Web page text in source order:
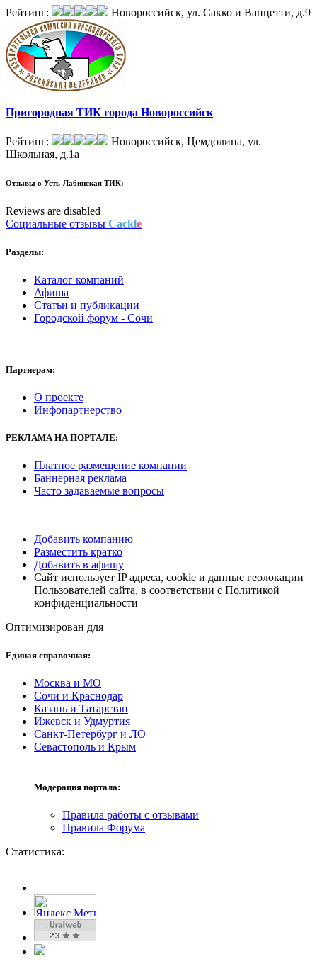
Рейтинг: Новороссийск, ул. Сакко и Ванцетти, д.9
Пригородная ТИК города Новороссийск
Рейтинг:
Новороссийск, Цемдолина, ул.
Школьная, д.1а
Отзывы о Усть-Лабинская ТИК:
Reviews are disabled
Социальные отзывы Cackle
Разделы:
Каталог компаний
Афиша
Статьи и публикации
Городской форум - Сочи
Партнерам:
О проекте
Инфопартнерство
РЕКЛАМА НА ПОРТАЛЕ:
Платное размещение компании
Баннерная реклама
Часто задаваемые вопросы
Добавить компанию
Разместить кратко
Добавить в афишу
Сайт использует IP адреса, cookie и данные геолокации
Пользователей сайта, в соответствии с Политикой
конфиденциальности
Оптимизирован для
Единая справочная:
Москва и МО
Сочи и Краснодар
Казань и Татарстан
Ижевск и Удмуртия
Санкт-Петербург и ЛО
Севастополь и Крым
Модерация портала:
Правила работы с отзывами
Правила Форума
Статистика: